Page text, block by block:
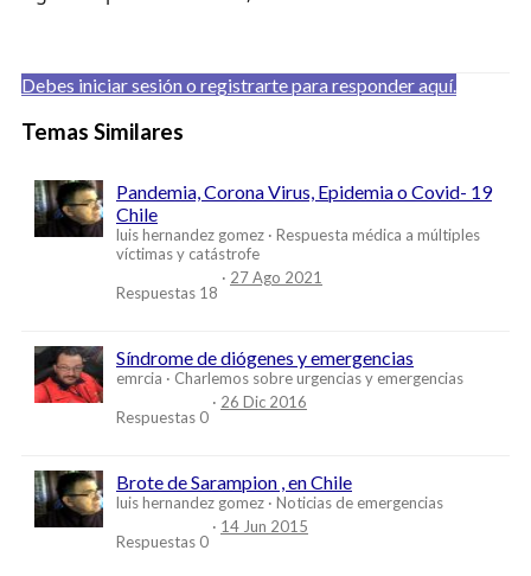
Debes iniciar sesión o registrarte para responder aquí.
Temas Similares
Pandemia, Corona Virus, Epidemia o Covid- 19
Chile
luis hernandez gomez
Respuesta médica a múltiples
víctimas y catástrofe
Respuestas 18
27 Ago 2021
Síndrome de diógenes y emergencias
emrcia Charlemos sobre urgencias y emergencias
Respuestas 0
26 Dic 2016
Brote de Sarampion , en Chile
luis hernandez gomez Noticias de emergencias
Respuestas 0
14 Jun 2015